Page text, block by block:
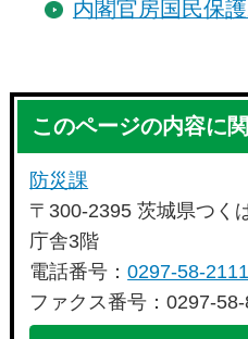
内閣官房国民保
このページの内容に
防災課
〒300-2395 茨城県つく
庁舎3階
電話番号：0297-58-2111
ファクス番号：0297-